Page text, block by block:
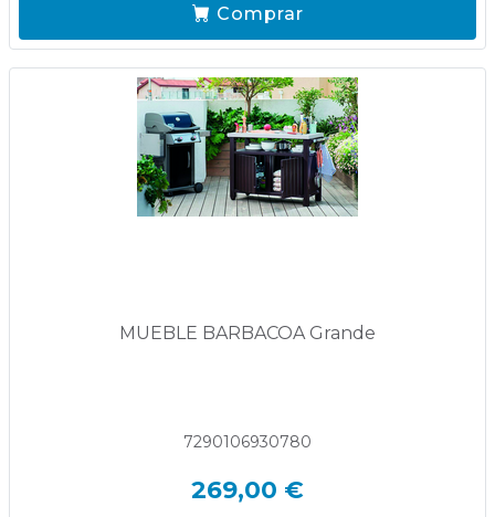
Comprar
MUEBLE BARBACOA Grande
7290106930780
269,00 €